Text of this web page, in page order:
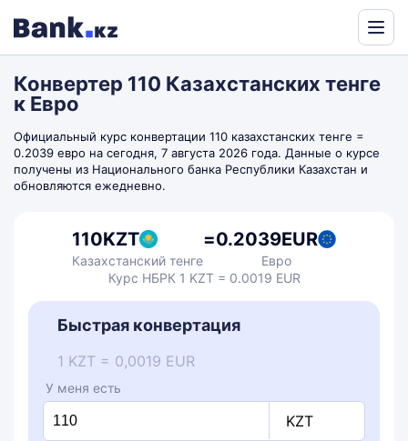
by
Translate
Конвертер 110 Казахстанских тенге
к Евро
Официальный курс конвертации 110 казахстанских тенге =
0.2039 евро на сегодня, 7 августа 2026 года. Данные о курсе
получены из Национального банка Республики Казахстан и
обновляются ежедневно.
110KZT
Казахстанский тенге
=0.2039EUR
Евро
Курс НБРК 1 KZT = 0.0019 EUR
Быстрая конвертация
1 KZT = 0,0019 EUR
У меня есть
KZT